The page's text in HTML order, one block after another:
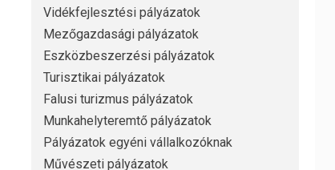
Vidékfejlesztési pályázatok
Mezőgazdasági pályázatok
Eszközbeszerzési pályázatok
Turisztikai pályázatok
Falusi turizmus pályázatok
Munkahelyteremtő pályázatok
Pályázatok egyéni vállalkozóknak
Művészeti pályázatok